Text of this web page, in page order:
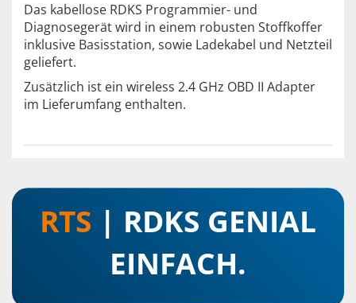
Das kabellose RDKS Programmier- und
Diagnosegerät wird in einem robusten Stoffkoffer
inklusive Basisstation, sowie Ladekabel und Netzteil
geliefert.
Zusätzlich ist ein wireless 2.4 GHz OBD II Adapter
im Lieferumfang enthalten.
RTS | RDKS GENIAL
EINFACH.